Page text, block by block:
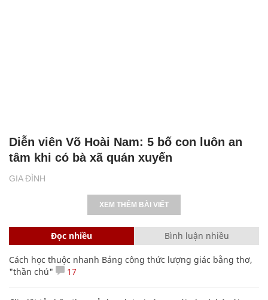
GIA ĐÌNH
Diễn viên Võ Hoài Nam: 5 bố con luôn an
tâm khi có bà xã quán xuyến
XEM THÊM BÀI VIẾT
Đọc nhiều Bình luận nhiều
Cách học thuộc nhanh Bảng công thức lượng giác bằng thơ,
"thần chú"
17